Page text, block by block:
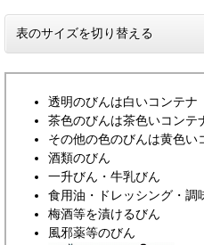
表のサイズを切り替える
透明のびんは白いコンテナ
茶色のびんは茶色いコンテ
その他の色のびんは黄色い
酒類のびん
一升びん・牛乳びん
食用油・ドレッシング・調
梅酒等を漬けるびん
風邪薬等のびん